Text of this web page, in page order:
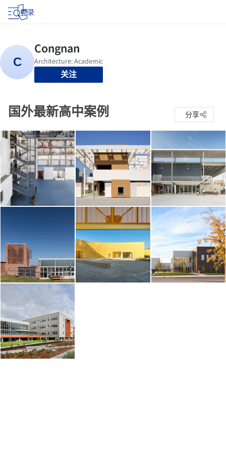
登录
关注
国外最新高中案例 分享